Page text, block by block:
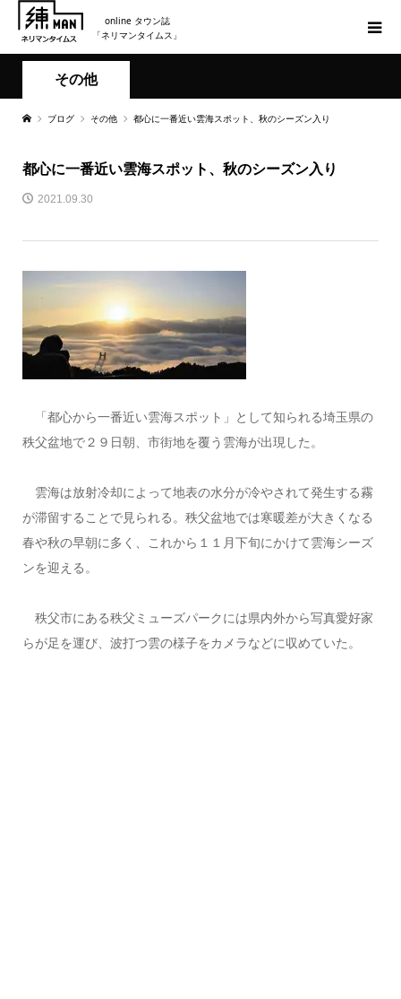
online タウン誌
「ネリマンタイムス」
その他
ブログ その他 都心に一番近い雲海スポット、秋のシーズン入り
都心に一番近い雲海スポット、秋のシーズン入り
2021.09.30
「都心から一番近い雲海スポット」として知られる埼玉県の
秩父盆地で２９日朝、市街地を覆う雲海が出現した。
雲海は放射冷却によって地表の水分が冷やされて発生する霧
が滞留することで見られる。秩父盆地では寒暖差が大きくなる
春や秋の早朝に多く、これから１１月下旬にかけて雲海シーズ
ンを迎える。
秩父市にある秩父ミューズパークには県内外から写真愛好家
らが足を運び、波打つ雲の様子をカメラなどに収めていた。